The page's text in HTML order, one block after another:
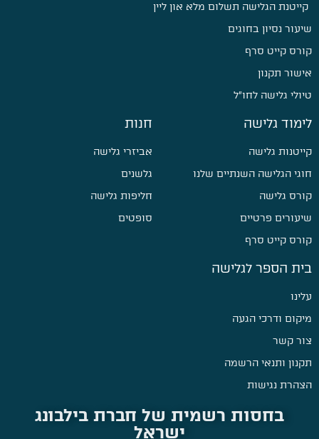
קייטנת הגלישה תשלום מלא און ליין
שיעור נסיון בחוגים
קורס קייט סרף
אישור תקנון
טיולי גלישה לחו״ל
לימוד גלישה
קייטנות גלישה
חוגי הגלישה השנתיים שלנו
קורס גלישה
שיעורים פרטיים
קורס קייט סרף
חנות
אביזרי גלישה
גלשנים
חליפות גלישה
סופטים
בית הספר לגלישה
עלינו
מיקום ודרכי הגעה
צור קשר
תקנון ותנאי הרשמה
הצהרת נגישות
בחסות רשמית של חברת בילבונג
ישראל